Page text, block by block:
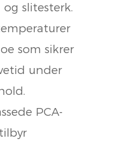
slitesterk.
som sikrer
under
PCA-